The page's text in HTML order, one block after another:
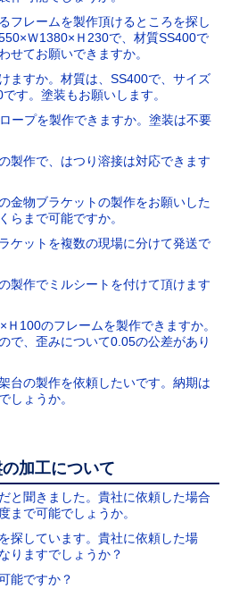
フレームを製作頂けるところを探し
Ｗ1380×Ｈ230で、材質SS400で
せてお願いできますか。
ますか。材質は、SS400で、サイズ
す。塗装もお願いします。
ープを製作できますか。塗装は不要
製作で、はつり溶接は対応できます
金物ブラケットの製作をお願いした
らまで可能ですか。
ケットを複数の現場に分けて発送で
製作でミルシートを付けて頂けます
100のフレームを製作できますか。
で、歪みについて0.05の公差があり
台の製作を依頼したいです。納期は
しょうか。
加工について
と聞きました。貴社に依頼した場合
まで可能でしょうか。
探しています。貴社に依頼した場
りますでしょうか？
能ですか？